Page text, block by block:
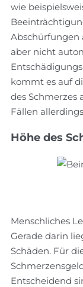
wie
Abschürfungen
aber nicht
kommt es auf
des Schmerzes
Fällen
Höhe des
Menschliches
Gerade darin
Schäden. Für
Entscheidend